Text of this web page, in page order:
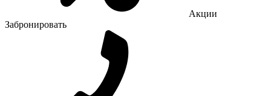
Акции
Забронировать